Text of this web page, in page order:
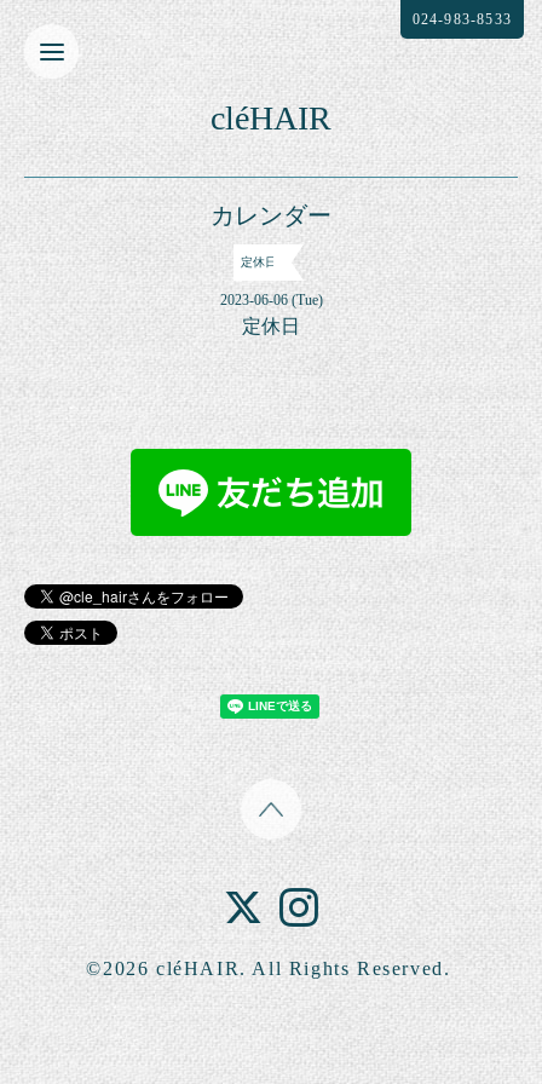
cléHAIR
024-983-8533
カレンダー
定休日
2023-06-06 (Tue)
定休日
©2026cléHAIR. All Rights Reserved.